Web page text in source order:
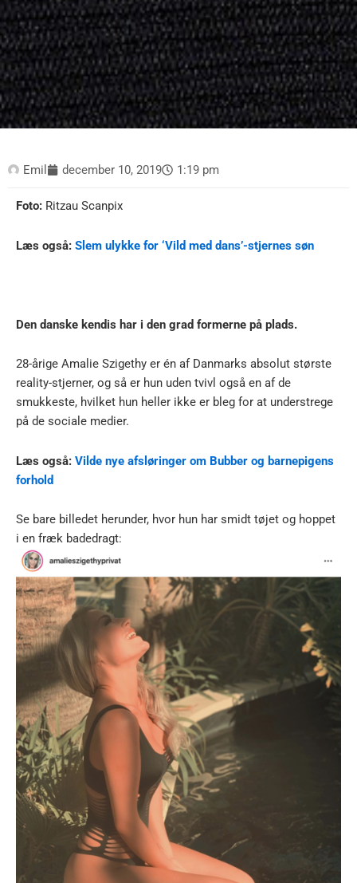
Emil december 10, 2019 1:19 pm
Foto: Ritzau Scanpix
Læs også: Slem ulykke for ‘Vild med dans’-stjernes søn
Den danske kendis har i den grad formerne på plads.
28-årige Amalie Szigethy er én af Danmarks absolut største
reality-stjerner, og så er hun uden tvivl også en af de
smukkeste, hvilket hun heller ikke er bleg for at understrege
på de sociale medier.
Læs også: Vilde nye afsløringer om Bubber og barnepigens
forhold
Se bare billedet herunder, hvor hun har smidt tøjet og hoppet
i en fræk badedragt: